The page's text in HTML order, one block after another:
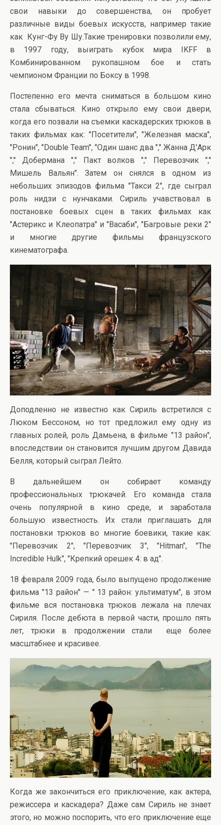
свои навыки до совершенства, он пробует
различные виды боевых искусств, например такие
как Кунг-Фу Ву Шу.Такие тренировки позволили ему,
в 1997 году, выиграть кубок мира IKFF в
Комбинированном рукопашном бое и стать
чемпионом Франции по Боксу в 1998.
Постепенно его мечта сниматься в большом кино
стала сбываться. Кино открыло ему свои двери,
когда его позвали на съемки каскадерских трюков в
таких фильмах как: "Посетители", "Железная маска",
"Ронин", "Double Team", "Один шанс два "," Жанна Д'Арк
"," Добермана "," Пакт волков "," Перевозчик ","
Мишель Вальян". Затем он снялся в одном из
небольших эпизодов фильма "Такси 2", где сыграл
роль нидзи с нунчаками. Сириль учавствовал в
постановке боевых сцен в таких фильмах как
"Астерикс и Клеопатра" и "Васаби", "Багровые реки 2"
и многие другие фильмы французского
кинематографа.
Доподленно не известно как Сириль встретился с
Люком Бессоном, но тот предложил ему одну из
главных ролей, роль Дамьена, в фильме "13 район",
впоследствии он становится лучшим другом Давида
Белля, который сыграл Лейто.
В дальнейшем он собирает команду
профессиональных трюкачей. Его команда стала
очень популярной в кино среде, и заработала
большую известность. Их стали приглашать для
постановки трюков во многие боевики, такие как:
"Перевозчик 2", "Перевозчик 3", "Hitman", "The
Incredible Hulk", "Крепкий орешек 4: в ад".
18 февраля 2009 года, было выпущено продолжение
фильма "13 район" — " 13 район: ультиматум", в этом
фильме вся постановка трюков лежала на плечах
Сириля. После дебюта в первой части, прошло пять
лет, трюки в продолжении стали еще более
масштабнее и красивее.
Когда же закончиться его приключение, как актера,
режиссера и каскадера? Даже сам Сириль не знает
этого, но можно поспорить, что его приключение еще